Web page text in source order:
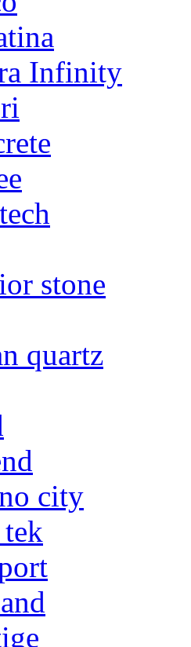
Infinity
stone
quartz
city